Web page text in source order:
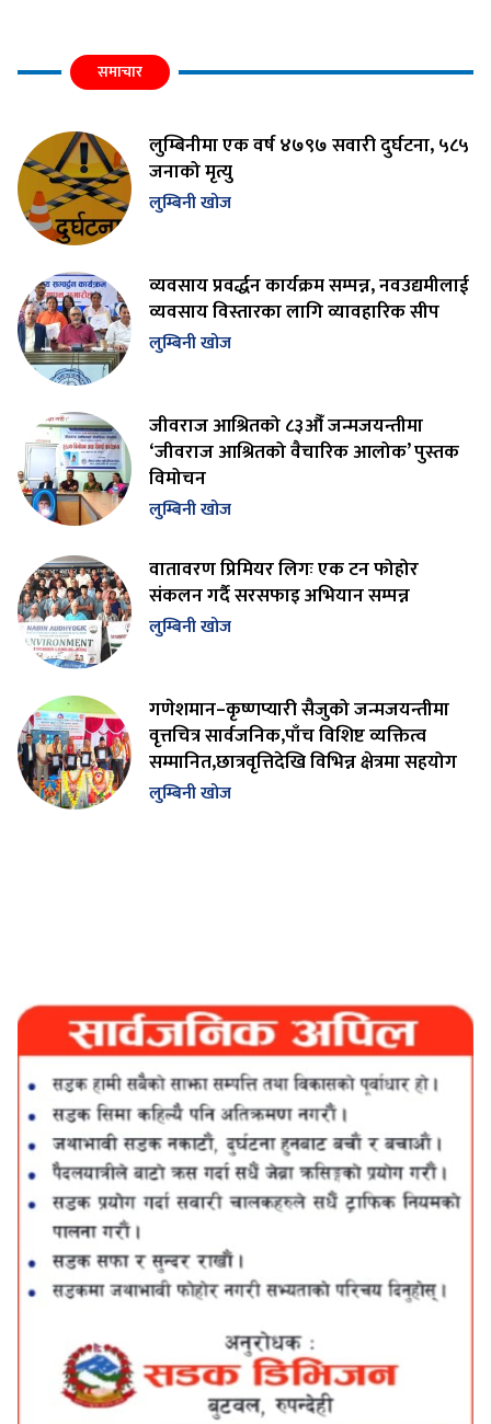
समाचार
लुम्बिनीमा एक वर्ष ४७९७ सवारी दुर्घटना, ५८५
जनाको मृत्यु
लुम्बिनी खोज
व्यवसाय प्रवर्द्धन कार्यक्रम सम्पन्न, नवउद्यमीलाई
व्यवसाय विस्तारका लागि व्यावहारिक सीप
लुम्बिनी खोज
जीवराज आश्रितको ८३औँ जन्मजयन्तीमा
‘जीवराज आश्रितको वैचारिक आलोक’ पुस्तक
विमोचन
लुम्बिनी खोज
वातावरण प्रिमियर लिगः एक टन फोहोर
संकलन गर्दै सरसफाइ अभियान सम्पन्न
लुम्बिनी खोज
गणेशमान–कृष्णप्यारी सैजुको जन्मजयन्तीमा
वृत्तचित्र सार्वजनिक,पाँच विशिष्ट व्यक्तित्व
सम्मानित,छात्रवृत्तिदेखि विभिन्न क्षेत्रमा सहयोग
लुम्बिनी खोज